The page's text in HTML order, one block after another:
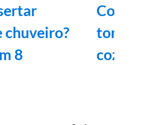
chuveiro?
8
Como
torneira
cozinha